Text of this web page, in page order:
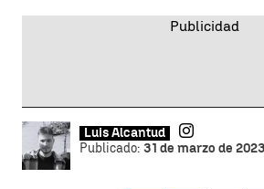
Luis Alcantud
Publicado: 31 de marzo de